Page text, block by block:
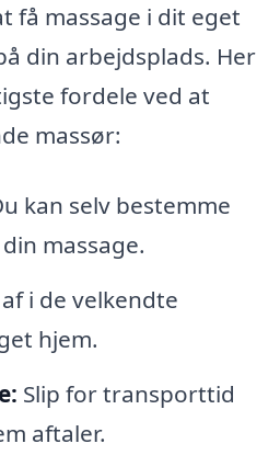
få massage i dit eget
din arbejdsplads. Her
fordele ved at
massør:
kan selv bestemme
massage.
af i de velkendte
hjem.
Slip for transporttid
aftaler.